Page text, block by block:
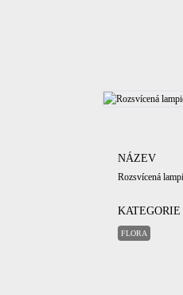
NÁZEV
Rozsvícená
KATEGORIE
FLORA